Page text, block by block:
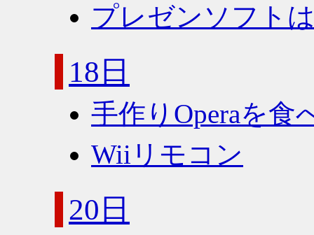
プレゼンソフト
18日
手作りOperaを食
Wiiリモコン
20日